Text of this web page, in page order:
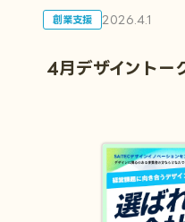
創業支援 2026.4.1
4月デザイントー